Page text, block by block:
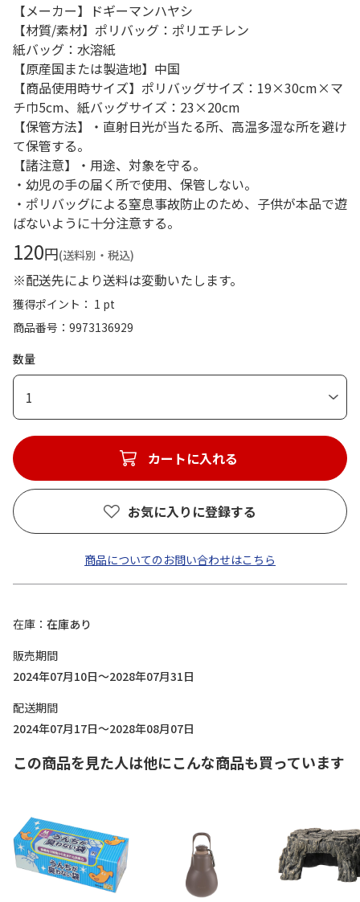
【メーカー】ドギーマンハヤシ
【材質/素材】ポリバッグ：ポリエチレン
紙バッグ：水溶紙
【原産国または製造地】中国
【商品使用時サイズ】ポリバッグサイズ：19×30cm×マ
チ巾5cm、紙バッグサイズ：23×20cm
【保管方法】・直射日光が当たる所、高温多湿な所を避け
て保管する。
【諸注意】・用途、対象を守る。
・幼児の手の届く所で使用、保管しない。
・ポリバッグによる窒息事故防止のため、子供が本品で遊
ばないように十分注意する。
120円(送料別・税込)
※配送先により送料は変動いたします。
獲得ポイント： 1 pt
商品番号
9973136929
数量
1
カートに入れる
お気に入りに登録する
商品についてのお問い合わせはこちら
在庫
在庫あり
販売期間
2024年07月10日～2028年07月31日
配送期間
2024年07月17日～2028年08月07日
この商品を見た人は他にこんな商品も買っています